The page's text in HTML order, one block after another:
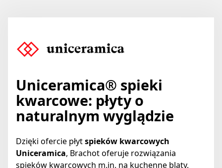
Uniceramica® spieki
kwarcowe: płyty o
naturalnym wyglądzie
Dzięki ofercie płytspieków kwarcowych
Uniceramica, Brachot oferuje rozwiązania
spieków kwarcowych m.in. na kuchenne blaty,